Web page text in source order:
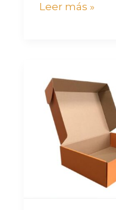
Leer más »
completa
de
cajas
personalizadas:
tipos,